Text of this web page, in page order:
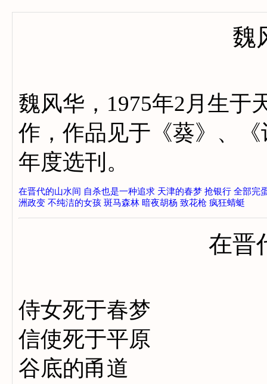
魏
魏风华，1975年2月生于
作，作品见于《葵》、
年度选刊。
在晋代的山水间 自杀也是一种追求 天津的春梦 抢银行 全部完
洲政变 不纯洁的女孩 斑马森林 暗夜胡杨 致花枪 疯狂蜻蜓
在晋
侍女死于春梦
信使死于平原
谷底的甬道